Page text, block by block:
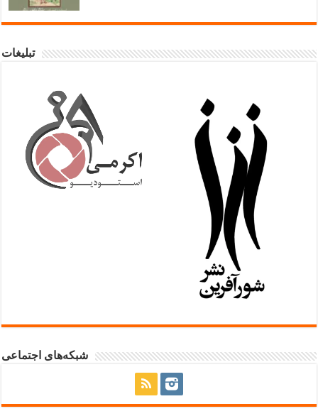
تبلیغات
شبکه‌های اجتماعی